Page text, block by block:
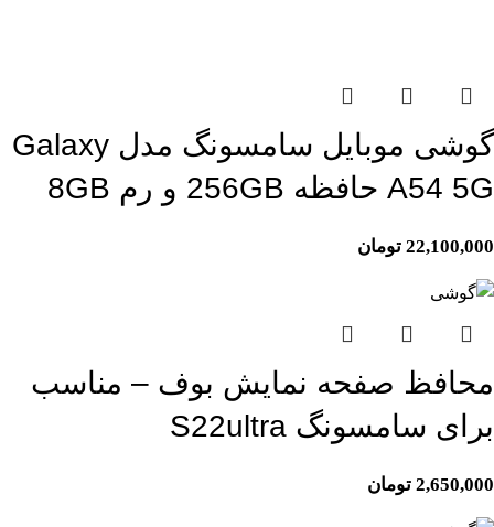
گوشی موبایل سامسونگ مدل Galaxy
A54 5G حافظه 256GB و رم 8GB
22,100,000 تومان
محافظ صفحه نمایش بوف – مناسب
برای سامسونگ S22ultra
2,650,000 تومان